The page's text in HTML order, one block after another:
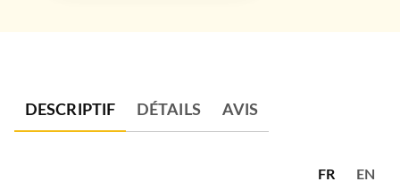
DESCRIPTIF DÉTAILS AVIS
FR EN